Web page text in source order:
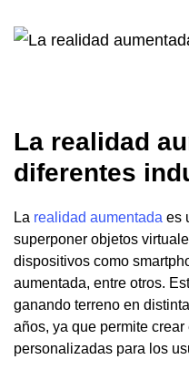
La realidad
diferentes
La realidad aumentada es
superponer objetos
dispositivos como
aumentada, entre otros.
ganando terreno en
años, ya que permite
personalizadas para los